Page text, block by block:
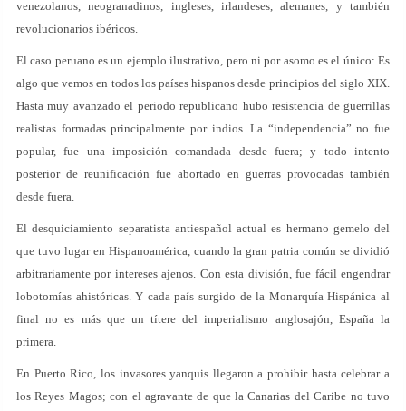
venezolanos, neogranadinos, ingleses, irlandeses, alemanes, y también
revolucionarios ibéricos.
El caso peruano es un ejemplo ilustrativo, pero ni por asomo es el único: Es
algo que vemos en todos los países hispanos desde principios del siglo XIX.
Hasta muy avanzado el periodo republicano hubo resistencia de guerrillas
realistas formadas principalmente por indios. La “independencia” no fue
popular, fue una imposición comandada desde fuera; y todo intento
posterior de reunificación fue abortado en guerras provocadas también
desde fuera.
El desquiciamiento separatista antiespañol actual es hermano gemelo del
que tuvo lugar en Hispanoamérica, cuando la gran patria común se dividió
arbitrariamente por intereses ajenos. Con esta división, fue fácil engendrar
lobotomías ahistóricas. Y cada país surgido de la Monarquía Hispánica al
final no es más que un títere del imperialismo anglosajón, España la
primera.
En Puerto Rico, los invasores yanquis llegaron a prohibir hasta celebrar a
los Reyes Magos; con el agravante de que la Canarias del Caribe no tuvo